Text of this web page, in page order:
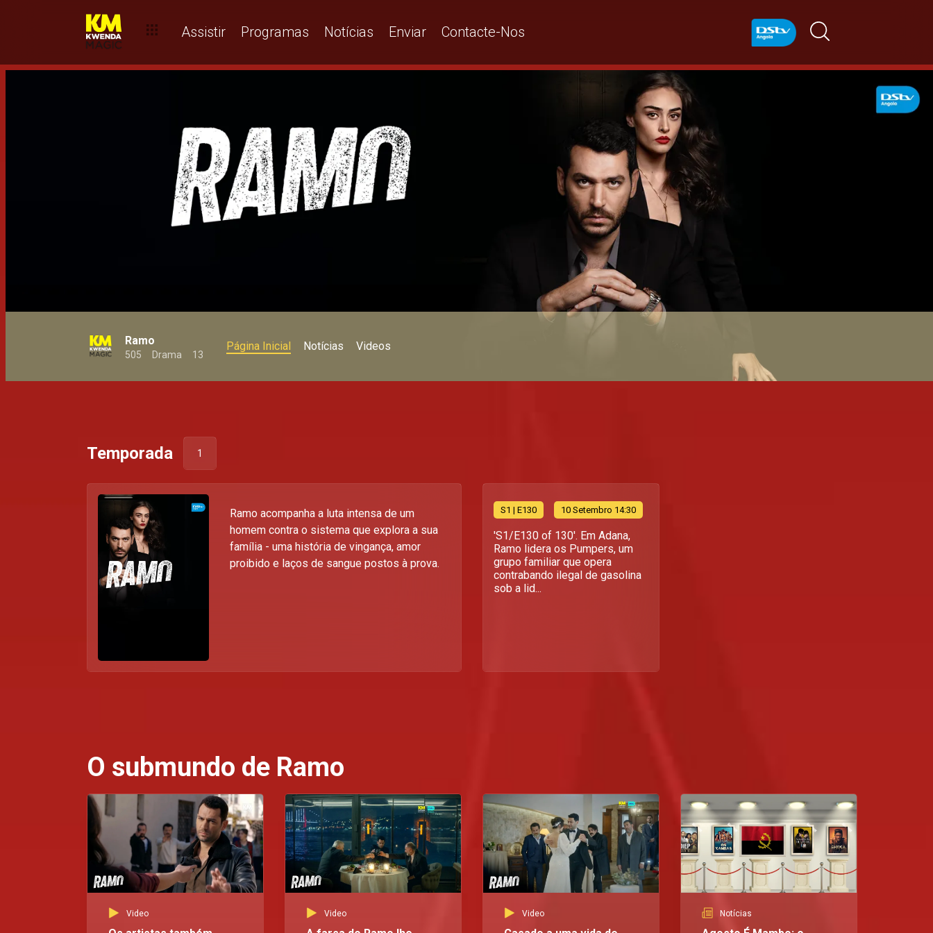
Assistir Programas Notícias Enviar Contacte-Nos
Ramo
505 Drama 13
Página Inicial Notícias Videos
Temporada 1
Ramo acompanha a luta intensa de um
homem contra o sistema que explora a sua
família - uma história de vingança, amor
proibido e laços de sangue postos à prova.
S1 | E130 10 Setembro 14:30
'S1/E130 of 130'. Em Adana,
Ramo lidera os Pumpers, um
grupo familiar que opera
contrabando ilegal de gasolina
sob a lid...
O submundo de Ramo
Video Video Video Notícias